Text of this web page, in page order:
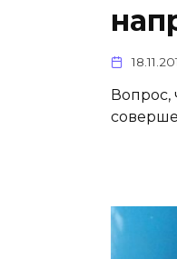
Вопрос,